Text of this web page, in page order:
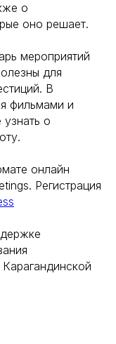
о
оно решает.
мероприятий
для
В
фильмами и
о
онлайн
Регистрация